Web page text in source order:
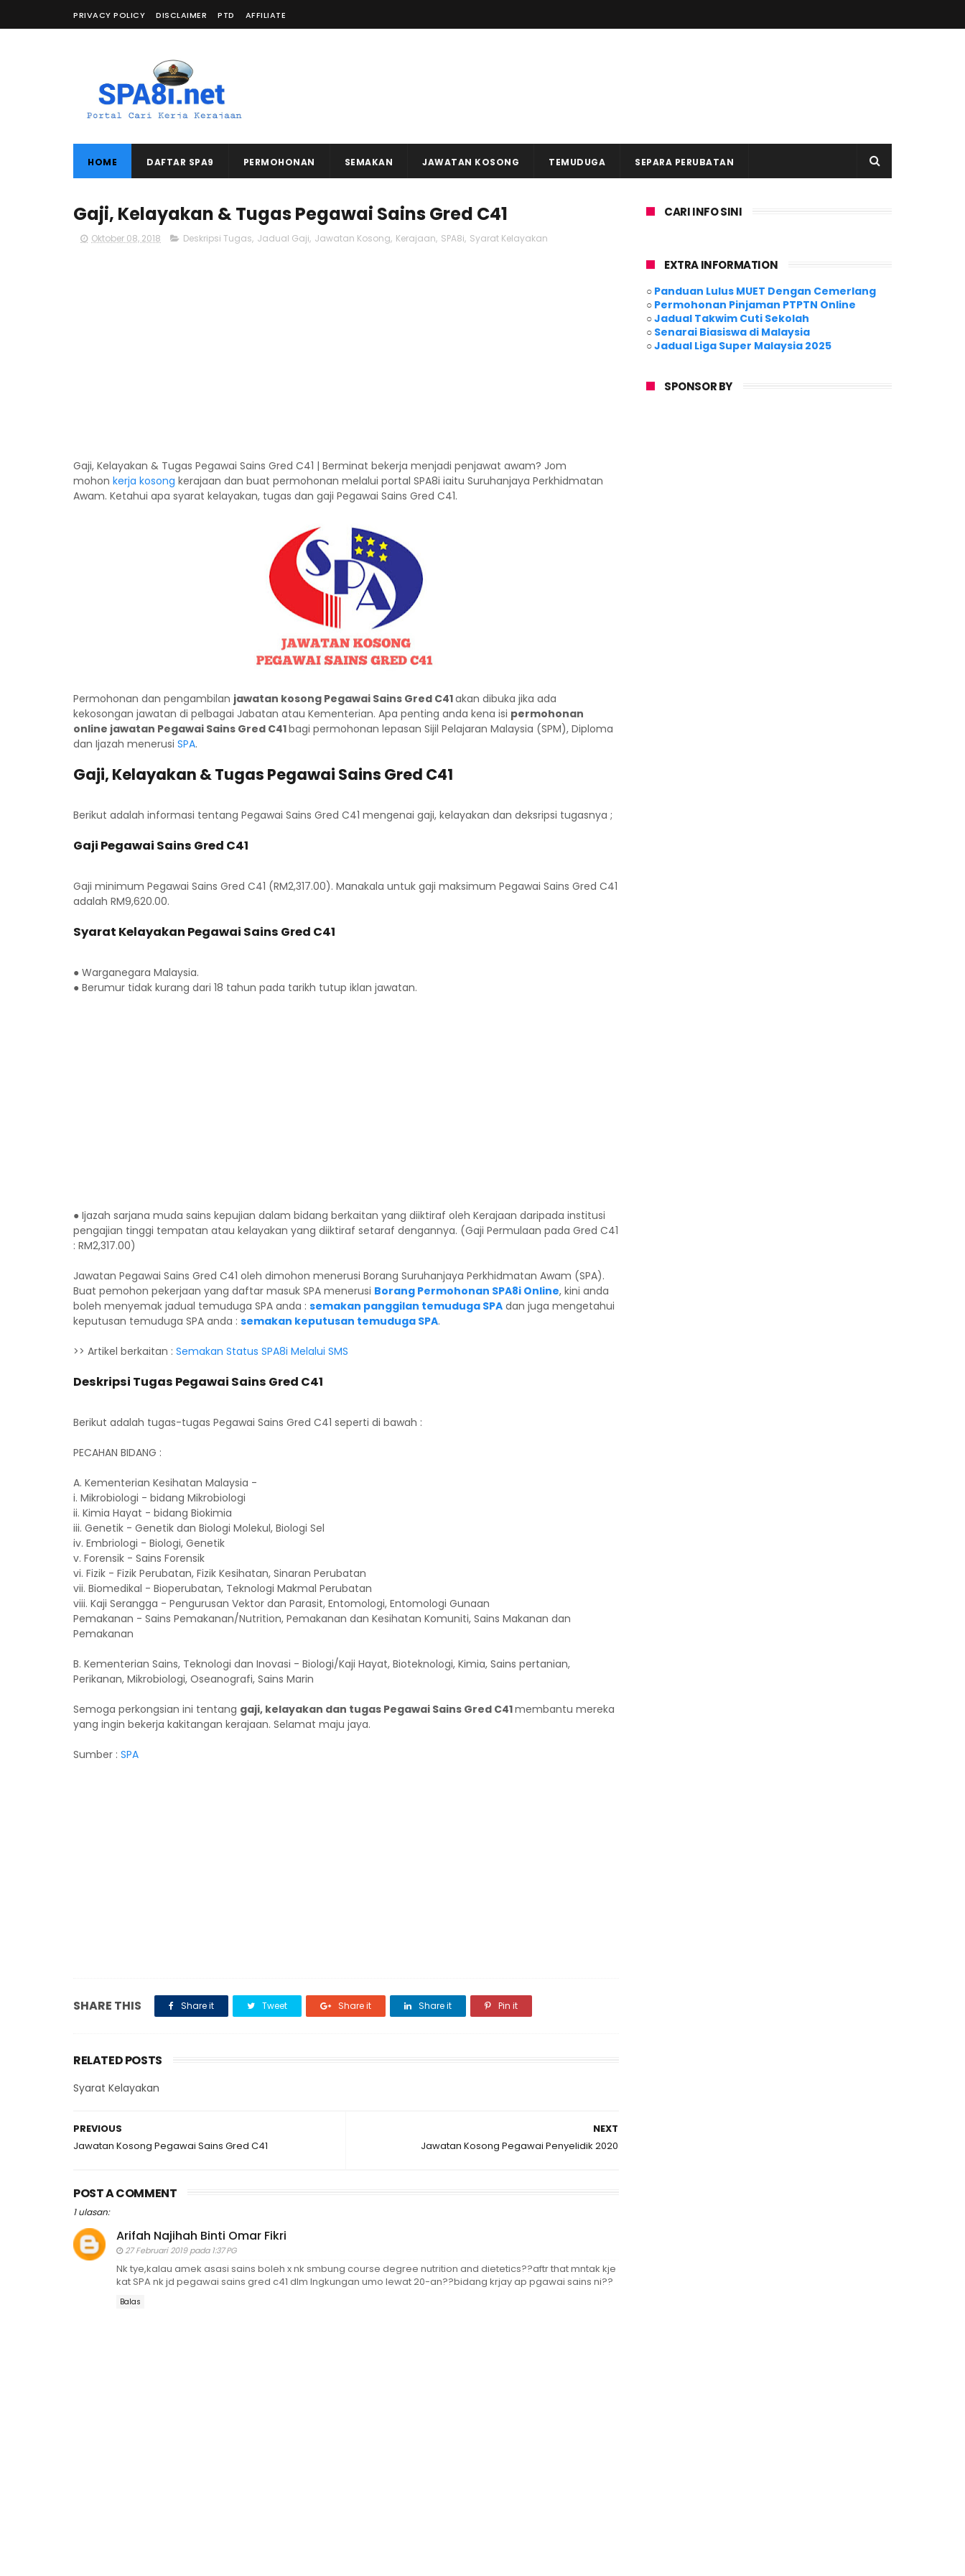
PRIVACY POLICY DISCLAIMER PTD AFFILIATE
HOME DAFTAR SPA9 PERMOHONAN SEMAKAN JAWATAN KOSONG TEMUDUGA SEPARA PERUBATAN
Gaji, Kelayakan & Tugas Pegawai Sains Gred C41
Oktober 08, 2018 Deskripsi Tugas, Jadual Gaji, Jawatan Kosong, Kerajaan, SPA8i, Syarat Kelayakan
Gaji, Kelayakan & Tugas Pegawai Sains Gred C41 | Berminat bekerja menjadi penjawat awam? Jom
mohon kerja kosong kerajaan dan buat permohonan melalui portal SPA8i iaitu Suruhanjaya Perkhidmatan
Awam. Ketahui apa syarat kelayakan, tugas dan gaji Pegawai Sains Gred C41.
Permohonan dan pengambilan jawatan kosong Pegawai Sains Gred C41akan dibuka jika ada
kekosongan jawatan di pelbagai Jabatan atau Kementerian. Apa penting anda kena isi permohonan
online jawatan Pegawai Sains Gred C41bagi permohonan lepasan Sijil Pelajaran Malaysia (SPM), Diploma
dan Ijazah menerusi SPA.
Gaji, Kelayakan & Tugas Pegawai Sains Gred C41
Berikut adalah informasi tentang Pegawai Sains Gred C41 mengenai gaji, kelayakan dan deksripsi tugasnya ;
Gaji Pegawai Sains Gred C41
Gaji minimum Pegawai Sains Gred C41 (RM2,317.00). Manakala untuk gaji maksimum Pegawai Sains Gred C41
adalah RM9,620.00.
Syarat Kelayakan Pegawai Sains Gred C41
● Warganegara Malaysia.
● Berumur tidak kurang dari 18 tahun pada tarikh tutup iklan jawatan.
● Ijazah sarjana muda sains kepujian dalam bidang berkaitan yang diiktiraf oleh Kerajaan daripada institusi
pengajian tinggi tempatan atau kelayakan yang diiktiraf setaraf dengannya. (Gaji Permulaan pada Gred C41
: RM2,317.00)
Jawatan Pegawai Sains Gred C41 oleh dimohon menerusi Borang Suruhanjaya Perkhidmatan Awam (SPA).
Buat pemohon pekerjaan yang daftar masuk SPA menerusi Borang Permohonan SPA8i Online, kini anda
boleh menyemak jadual temuduga SPA anda : semakan panggilan temuduga SPA dan juga mengetahui
keputusan temuduga SPA anda : semakan keputusan temuduga SPA.
>> Artikel berkaitan : Semakan Status SPA8i Melalui SMS
Deskripsi Tugas Pegawai Sains Gred C41
Berikut adalah tugas-tugas Pegawai Sains Gred C41 seperti di bawah :
PECAHAN BIDANG :
A. Kementerian Kesihatan Malaysia -
i. Mikrobiologi - bidang Mikrobiologi
ii. Kimia Hayat - bidang Biokimia
iii. Genetik - Genetik dan Biologi Molekul, Biologi Sel
iv. Embriologi - Biologi, Genetik
v. Forensik - Sains Forensik
vi. Fizik - Fizik Perubatan, Fizik Kesihatan, Sinaran Perubatan
vii. Biomedikal - Bioperubatan, Teknologi Makmal Perubatan
viii. Kaji Serangga - Pengurusan Vektor dan Parasit, Entomologi, Entomologi Gunaan
Pemakanan - Sains Pemakanan/Nutrition, Pemakanan dan Kesihatan Komuniti, Sains Makanan dan
Pemakanan
B. Kementerian Sains, Teknologi dan Inovasi - Biologi/Kaji Hayat, Bioteknologi, Kimia, Sains pertanian,
Perikanan, Mikrobiologi, Oseanografi, Sains Marin
Semoga perkongsian ini tentang gaji, kelayakan dan tugas Pegawai Sains Gred C41membantu mereka
yang ingin bekerja kakitangan kerajaan. Selamat maju jaya.
Sumber : SPA
SHARE THIS Share it Tweet Share it Share it Pin it
RELATED POSTS
Syarat Kelayakan
NEXT
Jawatan Kosong Pegawai Penyelidik 2020
PREVIOUS
Jawatan Kosong Pegawai Sains Gred C41
POST A COMMENT
1 ulasan:
Arifah Najihah Binti Omar Fikri
27 Februari 2019 pada 1:37 PG
Nk tye,kalau amek asasi sains boleh x nk smbung course degree nutrition and dietetics??aftr that mntak kje
kat SPA nk jd pegawai sains gred c41 dlm lngkungan umo lewat 20-an??bidang krjay ap pgawai sains ni??
Balas
CARI INFO SINI
EXTRA INFORMATION
○ Panduan Lulus MUET Dengan Cemerlang
○ Permohonan Pinjaman PTPTN Online
○Jadual Takwim Cuti Sekolah
○ Senarai Biasiswa di Malaysia
○Jadual Liga Super Malaysia 2025
SPONSOR BY